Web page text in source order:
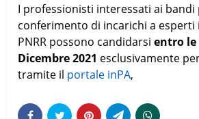
I professionisti interessati ai bandi
conferimento di incarichi a esperti
PNRR possono candidarsi entro le
Dicembre 2021 esclusivamente
tramite il portale inPA,